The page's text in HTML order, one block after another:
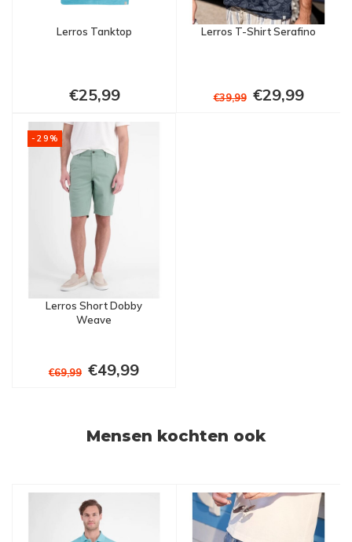
Lerros Tanktop
€25,99
Lerros T-Shirt Serafino
€39,99 €29,99
-29%
Lerros Short Dobby
Weave
€69,99 €49,99
Mensen kochten ook